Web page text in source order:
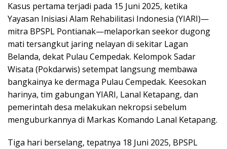
Kasus pertama terjadi pada 15 Juni 2025, ketika
Yayasan Inisiasi Alam Rehabilitasi Indonesia (YIARI)—
mitra BPSPL Pontianak—melaporkan seekor dugong
mati tersangkut jaring nelayan di sekitar Lagan
Belanda, dekat Pulau Cempedak. Kelompok Sadar
Wisata (Pokdarwis) setempat langsung membawa
bangkainya ke dermaga Pulau Cempedak. Keesokan
harinya, tim gabungan YIARI, Lanal Ketapang, dan
pemerintah desa melakukan nekropsi sebelum
menguburkannya di Markas Komando Lanal Ketapang.
Tiga hari berselang, tepatnya 18 Juni 2025, BPSPL